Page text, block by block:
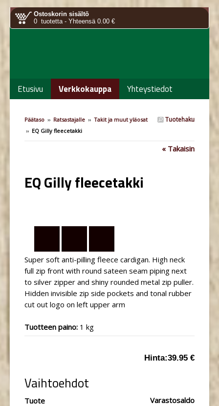
Ostoskorin sisältö
0 tuotetta - Yhteensä 0.00 €
Etusivu Verkkokauppa Yhteystiedot
Tuotehaku
Päätaso ›› Ratsastajalle ›› Takit ja muut yläosat
›› EQ Gilly fleecetakki
« Takaisin
EQ Gilly fleecetakki
Super soft anti-pilling fleece cardigan. High neck
full zip front with round sateen seam piping next
to silver zipper and shiny rounded metal zip puller.
Hidden invisible zip side pockets and tonal rubber
cut out logo on left upper arm
Tuotteen paino: 1 kg
Hinta:39.95 €
Vaihtoehdot
Tuote
Varastosaldo